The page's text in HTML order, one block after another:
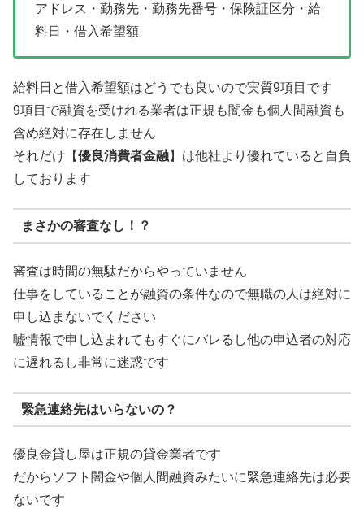
アドレス・勤務先・勤務先番号・保険証区分・給
料日・借入希望額
給料日と借入希望額はどうでも良いので実質9項目です
9項目で融資を受けれる業者は正規も闇金も個人間融資も
含め絶対に存在しません
それだけ【優良消費者金融】は他社より優れていると自負
しております
まさかの審査なし！？
審査は時間の無駄だからやっていません
仕事をしていることが融資の条件なので無職の人は絶対に
申し込まないでください
嘘情報で申し込まれてもすぐにバレるし他の申込者の対応
に遅れるし非常に迷惑です
緊急連絡先はいらないの？
優良金貸し屋は正規の貸金業者です
だからソフト闇金や個人間融資みたいに緊急連絡先は必要
ないです